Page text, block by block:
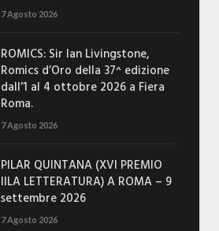
7 Agosto 2026
ROMICS: Sir Ian Livingstone,
Romics d’Oro della 37^ edizione
dall’1 al 4 ottobre 2026 a Fiera
Roma.
7 Agosto 2026
PILAR QUINTANA (XVI PREMIO
IILA LETTERATURA) A ROMA – 9
settembre 2026
7 Agosto 2026